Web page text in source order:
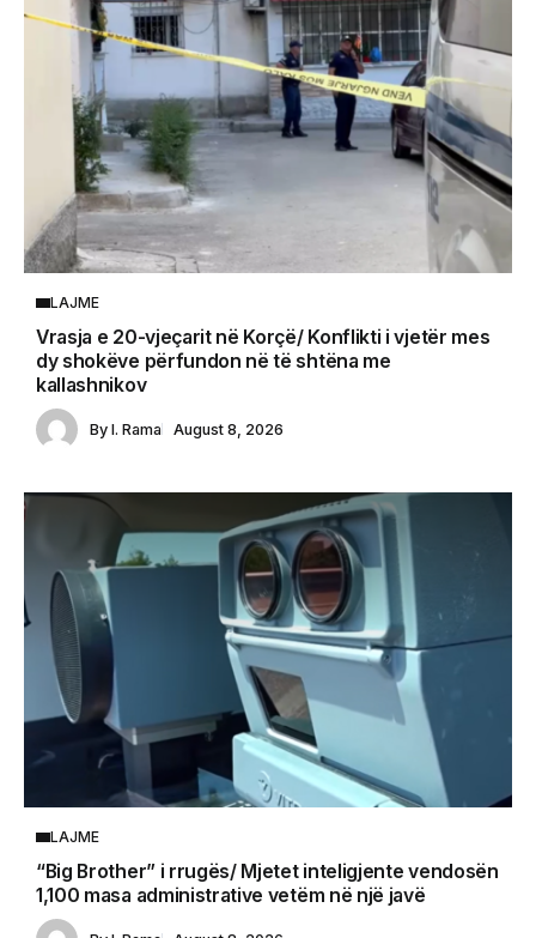
LAJME
Vrasja e 20-vjeçarit në Korçë/ Konflikti i vjetër mes
dy shokëve përfundon në të shtëna me
kallashnikov
By I. Rama August 8, 2026
LAJME
“Big Brother” i rrugës/ Mjetet inteligjente vendosën
1,100 masa administrative vetëm në një javë